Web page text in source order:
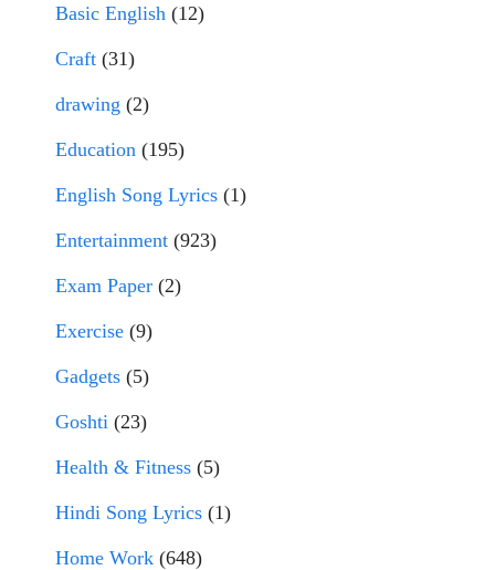
Basic English (12)
Craft (31)
drawing (2)
Education (195)
English Song Lyrics (1)
Entertainment (923)
Exam Paper (2)
Exercise (9)
Gadgets (5)
Goshti (23)
Health & Fitness (5)
Hindi Song Lyrics (1)
Home Work (648)